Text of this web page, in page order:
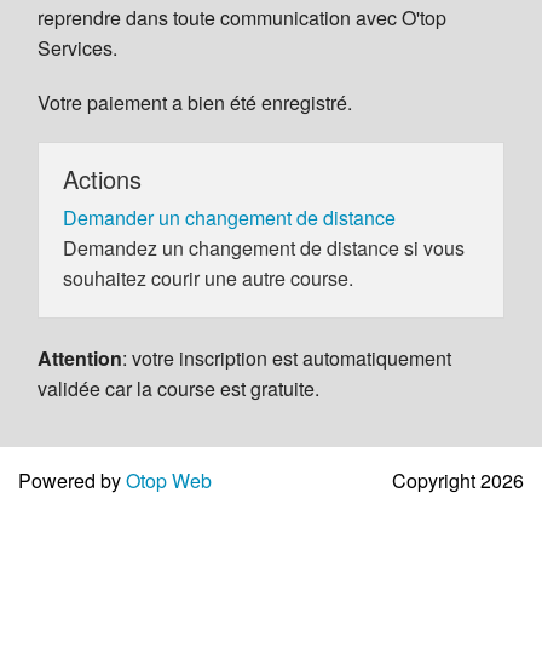
reprendre dans toute communication avec O'top
Services.
Votre paiement a bien été enregistré.
Actions
Demander un changement de distance
Demandez un changement de distance si vous
souhaitez courir une autre course.
Attention: votre inscription est automatiquement
validée car la course est gratuite.
Powered byOtop Web Copyright 2026